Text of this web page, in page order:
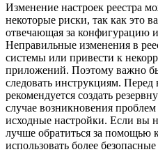
Изменение настроек реестра
некоторые риски, так как это
отвечающая за конфигурацию
Неправильные изменения в
системы или привести к
приложений. Поэтому важно
следовать инструкциям.
рекомендуется создать
случае возникновения
исходные настройки. Если вы
лучше обратиться за помощью
использовать более